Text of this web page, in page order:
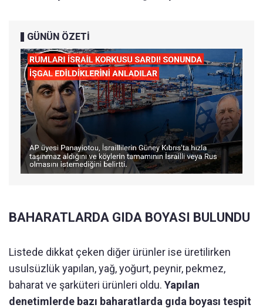
GÜNÜN ÖZETİ
BAHARATLARDA GIDA BOYASI BULUNDU
Listede dikkat çeken diğer ürünler ise üretilirken
usulsüzlük yapılan, yağ, yoğurt, peynir, pekmez,
baharat ve şarküteri ürünleri oldu. Yapılan
denetimlerde bazı baharatlarda gıda boyası tespit